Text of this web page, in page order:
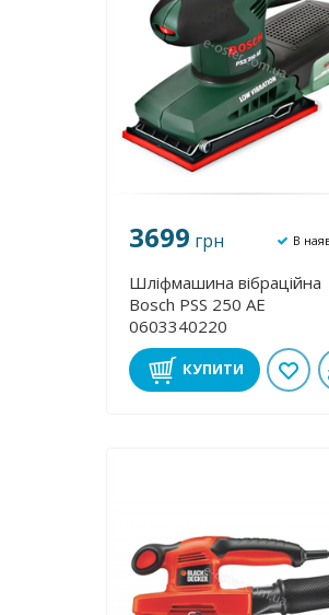
3699 грн В
Шліфмашина вібраційна
Bosch PSS 250 AE
0603340220
КУПИТИ